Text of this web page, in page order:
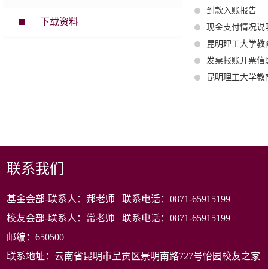
下载资料
到款入账报告
现金支付情况说
昆明理工大学
发票报账开票信
昆明理工大学
联系我们
基金会部-联系人：郝老师 联系电话：0871-65915199
校友会部-联系人：常老师 联系电话：0871-65915199
邮编：650500
联系地址：云南省昆明市呈贡区景明南路727号怡园校友之家